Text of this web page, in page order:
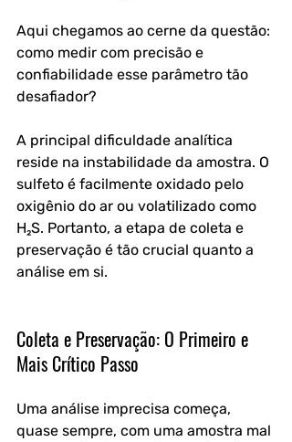
Aqui chegamos ao cerne da questão:
como medir com precisão e
confiabilidade esse parâmetro tão
desafiador?
A principal dificuldade analítica
reside na instabilidade da amostra. O
sulfeto é facilmente oxidado pelo
oxigênio do ar ou volatilizado como
H₂S. Portanto, a etapa de coleta e
preservação é tão crucial quanto a
análise em si.
Coleta e Preservação: O Primeiro e
Mais Crítico Passo
Uma análise imprecisa começa,
quase sempre, com uma amostra mal